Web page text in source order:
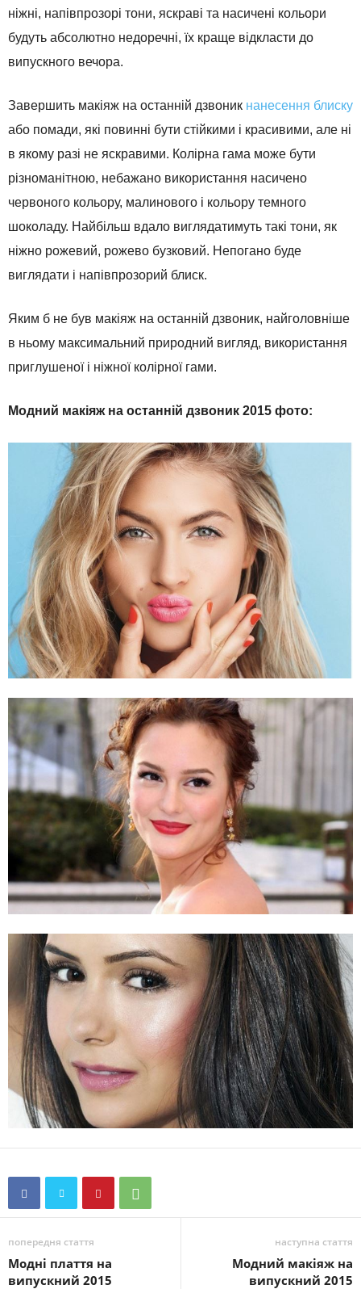
ніжні, напівпрозорі тони, яскраві та насичені кольори
будуть абсолютно недоречні, їх краще відкласти до
випускного вечора.
Завершить макіяж на останній дзвоник нанесення блиску
або помади, які повинні бути стійкими і красивими, але ні
в якому разі не яскравими. Колірна гама може бути
різноманітною, небажано використання насичено
червоного кольору, малинового і кольору темного
шоколаду. Найбільш вдало виглядатимуть такі тони, як
ніжно рожевий, рожево бузковий. Непогано буде
виглядати і напівпрозорий блиск.
Яким б не був макіяж на останній дзвоник, найголовніше
в ньому максимальний природний вигляд, використання
приглушеної і ніжної колірної гами.
Модний макіяж на останній дзвоник 2015 фото:
попередня стаття
Модні плаття на
випускний 2015
наступна стаття
Модний макіяж на
випускний 2015